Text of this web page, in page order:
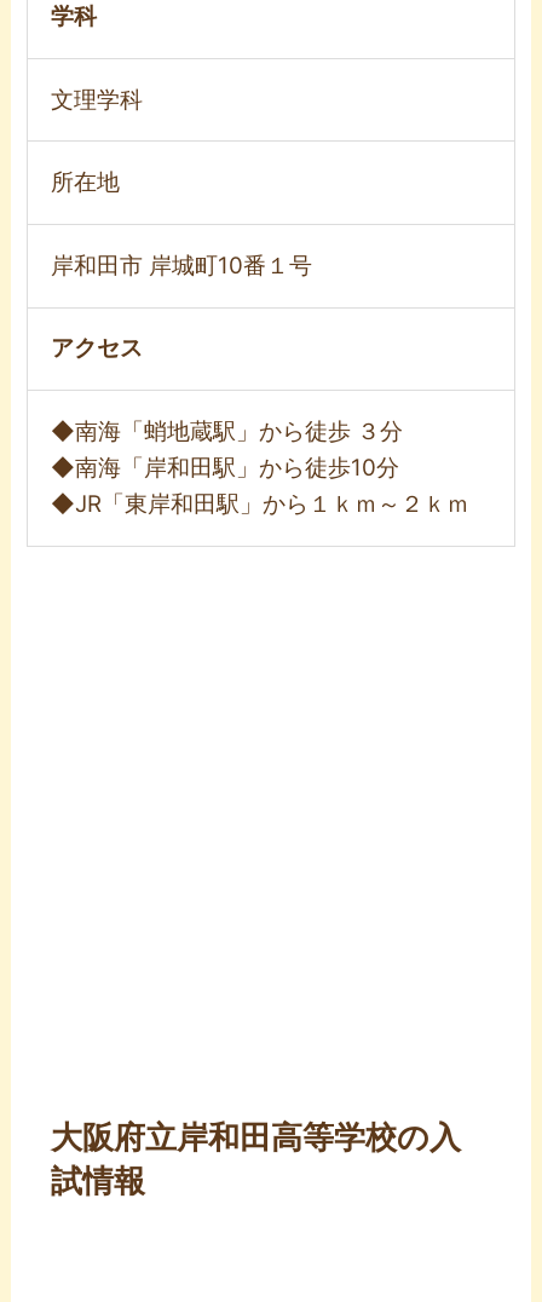
学科
文理学科
所在地
岸和田市 岸城町10番１号
アクセス
◆南海「蛸地蔵駅」から徒歩 ３分
◆南海「岸和田駅」から徒歩10分
◆JR「東岸和田駅」から１ｋｍ～２ｋｍ
大阪府立岸和田高等学校の入
試情報